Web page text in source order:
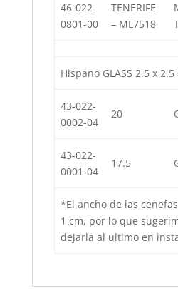
46-022-
0801-00
TENERIFE
– ML7518
Hispano GLASS 2.5 x
43-022-
0002-04
20
43-022-
0001-04
17.5
*El ancho de las
1 cm, por lo que
dejarla al ultimo en